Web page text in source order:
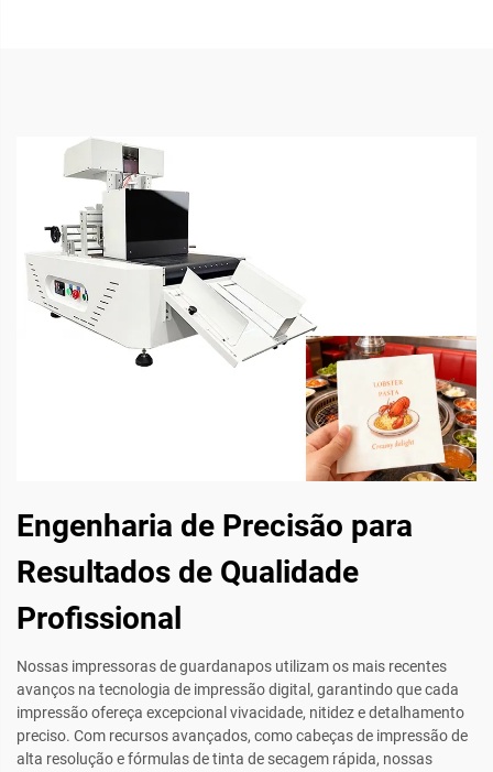
Engenharia de Precisão para
Resultados de Qualidade
Profissional
Nossas impressoras de guardanapos utilizam os mais recentes
avanços na tecnologia de impressão digital, garantindo que cada
impressão ofereça excepcional vivacidade, nitidez e detalhamento
preciso. Com recursos avançados, como cabeças de impressão de
alta resolução e fórmulas de tinta de secagem rápida, nossas